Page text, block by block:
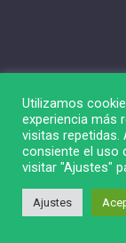
© 2026 Liga
linkedin
Utilizamos
experiencia más
visitas repetidas.
consiente el uso
visitar "Ajustes"
Ajustes